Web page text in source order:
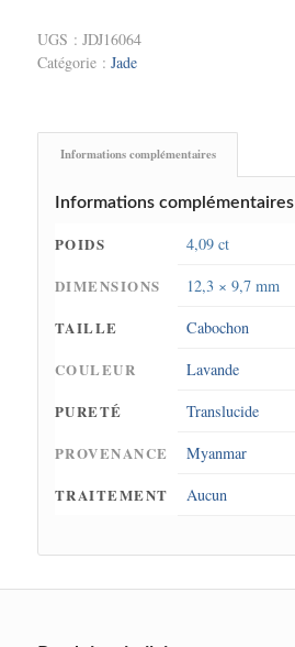
UGS : JDJ16064
Catégorie : Jade
Informations complémentaires
Informations complémentaires
POIDS
4,09 ct
DIMENSIONS
12,3 × 9,7 mm
TAILLE
Cabochon
COULEUR
Lavande
PURETÉ
Translucide
PROVENANCE
Myanmar
TRAITEMENT
Aucun